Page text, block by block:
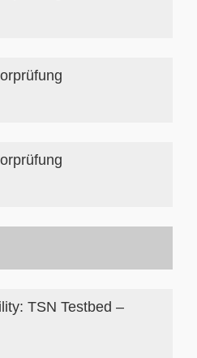
TSN Testbed –